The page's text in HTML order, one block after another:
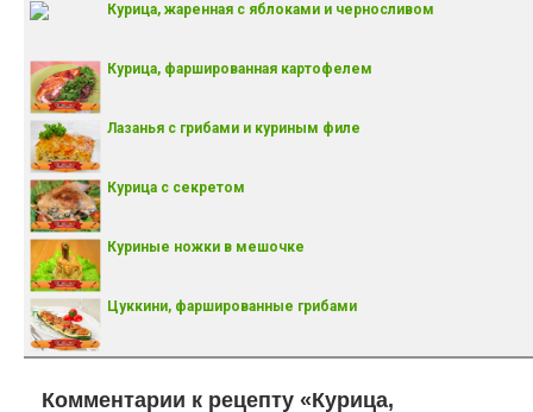
Курица, жаренная с яблоками и черносливом
Курица, фаршированная картофелем
Лазанья с грибами и куриным филе
Курица с секретом
Куриные ножки в мешочке
Цуккини, фаршированные грибами
Комментарии к рецепту «Курица,